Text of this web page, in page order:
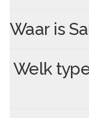
Waar is
Welk